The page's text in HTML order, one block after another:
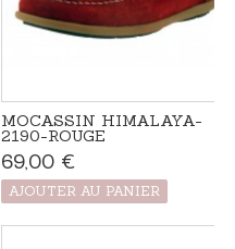
MOCASSIN HIMALAYA-
2190-ROUGE
69,00 €
options
AJOUTER AU PANIER